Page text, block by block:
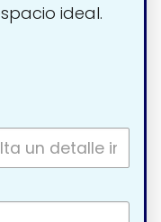
ideal.